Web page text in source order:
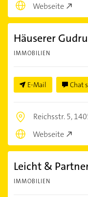
Webseite
Häuserer
IMMOBILIEN
E-Mail Chat
Reichsstr. 5,
Webseite
Leicht &
IMMOBILIEN